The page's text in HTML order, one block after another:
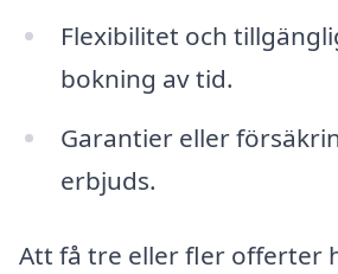
Flexibilitet och
bokning av tid.
Garantier eller
erbjuds.
Att få tre eller fler offerter